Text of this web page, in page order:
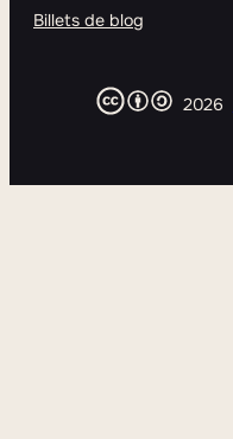
Billets de blog
2026